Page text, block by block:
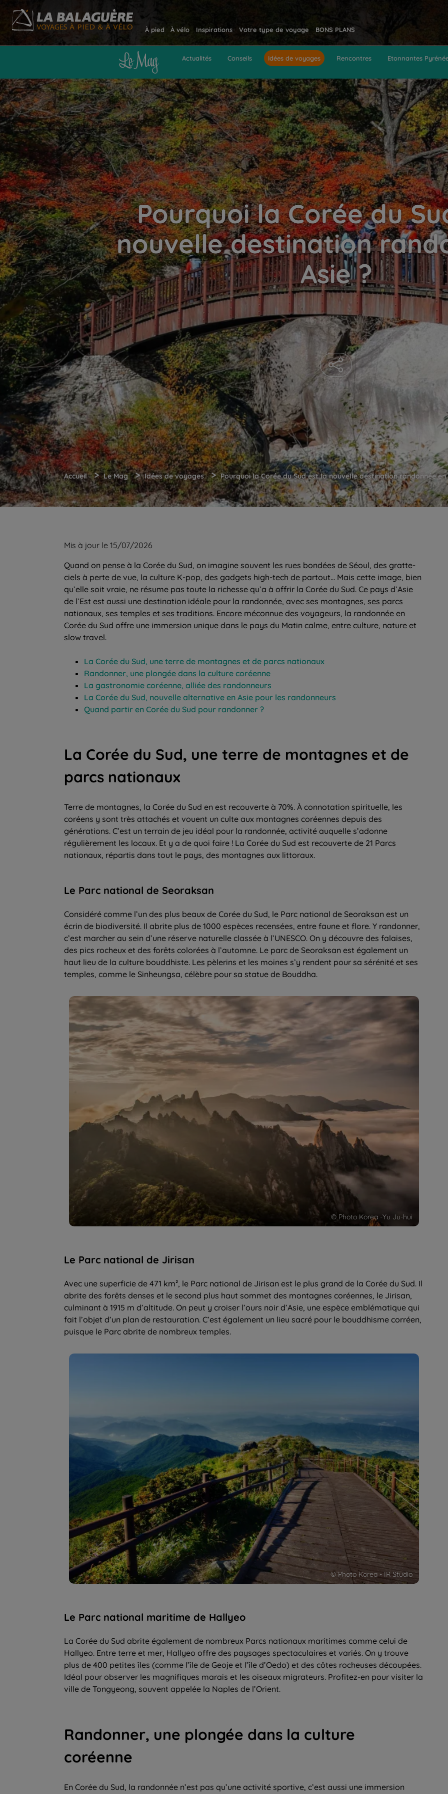
À pied À vélo Inspirations Votre type de voyage BONS PLANS
Actualités Conseils Idées de voyages Rencontres Etonnantes
Pourquoi la Corée du
nouvelle destination
Asie ?
Accueil > Le Mag > Idées de voyages > Pourquoi la Corée du Sud est la nouvelle destination randonnée en
Mis à jour le 15/07/2026
Quand on pense à la Corée du Sud, on imagine souvent les rues bondées de Séoul, des gratte-
ciels à perte de vue, la culture K-pop, des gadgets high-tech de partout... Mais cette image, bien
qu’elle soit vraie, ne résume pas toute la richesse qu’a à offrir la Corée du Sud. Ce pays d’Asie
de l’Est est aussi une destination idéale pour la randonnée, avec ses montagnes, ses parcs
nationaux, ses temples et ses traditions. Encore méconnue des voyageurs, la randonnée en
Corée du Sud offre une immersion unique dans le pays du Matin calme, entre culture, nature et
slow travel.
La Corée du Sud, une terre de montagnes et de parcs nationaux
Randonner, une plongée dans la culture coréenne
La gastronomie coréenne, alliée des randonneurs
La Corée du Sud, nouvelle alternative en Asie pour les randonneurs
Quand partir en Corée du Sud pour randonner ?
© Photo Korea -Yu Ju-hui
La Corée du Sud, une terre de montagnes et de
parcs nationaux
Terre de montagnes, la Corée du Sud en est recouverte à 70%. À connotation spirituelle, les
coréens y sont très attachés et vouent un culte aux montagnes coréennes depuis des
générations. C’est un terrain de jeu idéal pour la randonnée, activité auquelle s’adonne
régulièrement les locaux. Et y a de quoi faire ! La Corée du Sud est recouverte de 21 Parcs
nationaux, répartis dans tout le pays, des montagnes aux littoraux.
Le Parc national de Seoraksan
Considéré comme l’un des plus beaux de Corée du Sud, le Parc national de Seoraksan est un
écrin de biodiversité. Il abrite plus de 1000 espèces recensées, entre faune et flore. Y randonner,
c’est marcher au sein d’une réserve naturelle classée à l’UNESCO. On y découvre des falaises,
des pics rocheux et des forêts colorées à l’automne. Le parc de Seoraksan est également un
haut lieu de la culture bouddhiste. Les pèlerins et les moines s’y rendent pour sa sérénité et ses
temples, comme le Sinheungsa, célèbre pour sa statue de Bouddha.
© Photo Korea - IR Studio
Le Parc national de Jirisan
Avec une superficie de 471 km², le Parc national de Jirisan est le plus grand de la Corée du Sud. Il
abrite des forêts denses et le second plus haut sommet des montagnes coréennes, le Jirisan,
culminant à 1915 m d’altitude. On peut y croiser l’ours noir d’Asie, une espèce emblématique qui
fait l’objet d’un plan de restauration. C’est également un lieu sacré pour le bouddhisme corréen,
puisque le Parc abrite de nombreux temples.
Le Parc national maritime de Hallyeo
La Corée du Sud abrite également de nombreux Parcs nationaux maritimes comme celui de
Hallyeo. Entre terre et mer, Hallyeo offre des paysages spectaculaires et variés. On y trouve
plus de 400 petites îles (comme l’île de Geoje et l’île d’Oedo) et des côtes rocheuses découpées.
Idéal pour observer les magnifiques marais et les oiseaux migrateurs. Profitez-en pour visiter la
ville de Tongyeong, souvent appelée la Naples de l’Orient.
Randonner, une plongée dans la culture
coréenne
En Corée du Sud, la randonnée n’est pas qu’une activité sportive, c’est aussi une immersion